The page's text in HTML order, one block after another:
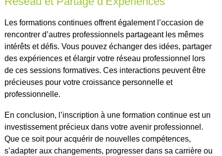
Les formations continues offrent également l’occasion de
rencontrer d’autres professionnels partageant les mêmes
intérêts et défis. Vous pouvez échanger des idées, partager
des expériences et élargir votre réseau professionnel lors
de ces sessions formatives. Ces interactions peuvent être
précieuses pour votre croissance personnelle et
professionnelle.
En conclusion, l’inscription à une formation continue est un
investissement précieux dans votre avenir professionnel.
Que ce soit pour acquérir de nouvelles compétences,
s’adapter aux changements, progresser dans sa carrière ou